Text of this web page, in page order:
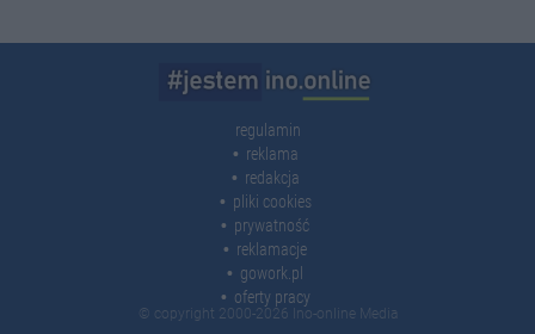
regulamin
reklama
redakcja
pliki cookies
prywatność
reklamacje
gowork.pl
oferty pracy
© copyright 2000-2026 Ino-online Media